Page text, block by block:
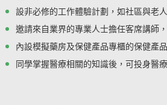
設非必修的工作體驗計劃，如社區與老
邀請來自業界的專業人士擔任客席講師
內設模擬藥房及保健產品專櫃的保健產
同學掌握醫療相關的知識後，可投身醫